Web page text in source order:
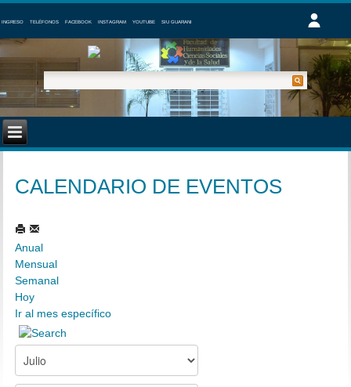
INGRESO TELÉFONOS FACEBOOK INSTAGRAM YOUTUBE SIU GUARANI
CALENDARIO DE EVENTOS
Anual
Mensual
Semanal
Hoy
Ir al mes específico